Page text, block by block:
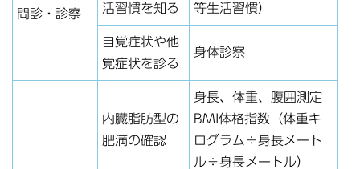
問診・診察
活習慣を知る
等生活習慣）
自覚症状や他
覚症状を診る
身体診察
内臓脂肪型の
肥満の確認
身長、体重、腹囲測定
BMI体格指数（体重キ
ログラム÷身長メート
ル÷身長メートル）